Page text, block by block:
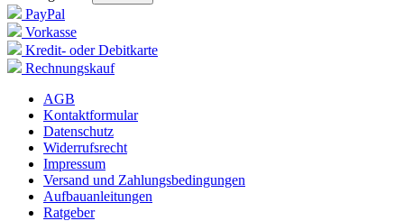
PayPal
Vorkasse
Kredit- oder Debitkarte
Rechnungskauf
AGB
Kontaktformular
Datenschutz
Widerrufsrecht
Impressum
Versand und Zahlungsbedingungen
Aufbauanleitungen
Ratgeber